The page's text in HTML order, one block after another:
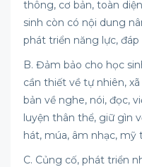
thông, cơ bản, toàn
sinh còn có nội dung
phát triển năng lực,
B. Đảm bảo cho học
cần thiết về tự nhiên,
bản về nghe, nói, đọc,
luyện thân thể, giữ gìn
hát, múa, âm nhạc, mỹ
C. Củng cố, phát triển